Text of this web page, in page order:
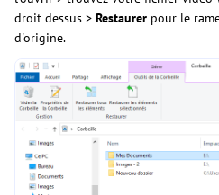
droit dessus > Restaurer pour le
d'origine.